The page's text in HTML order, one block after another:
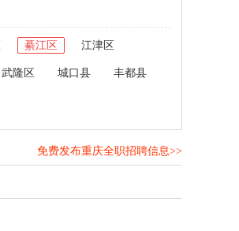
綦江区 江津区
武隆区 城口县 丰都县
免费发布重庆全职招聘信息>>